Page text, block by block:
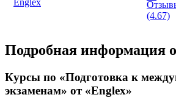
(4.67)
Подробная информация
Курсы по «Подготовка к
экзаменам» от «Englex»